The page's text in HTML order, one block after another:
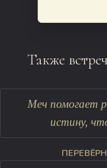
Также
Меч помогает
истину,